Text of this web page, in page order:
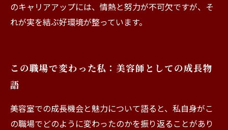
のキャリアアップには、情熱と努力が不可欠ですが、そ
れが実を結ぶ好環境が整っています。
この職場で変わった私：美容師としての成長物
語
美容室での成長機会と魅力について語ると、私自身がこ
の職場でどのように変わったのかを振り返ることがあり